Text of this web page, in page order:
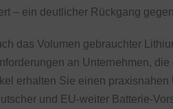
– ein deutlicher Rückgang
das Volumen gebrauchter
an Unternehmen,
erhalten Sie einen
und EU-weiter Batterie-